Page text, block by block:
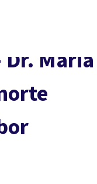
Service
Mitmachen
Ma­ria